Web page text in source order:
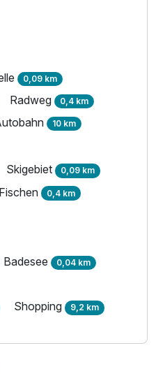
0,09 km
Radweg 0,4 km
10 km
Skigebiet 0,09 km
Fischen 0,4 km
Badesee 0,04 km
Shopping 9,2 km